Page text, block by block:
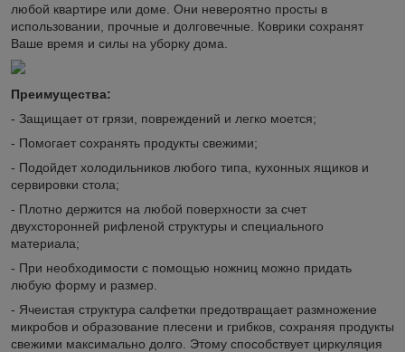
любой квартире или доме. Они невероятно просты в
использовании, прочные и долговечные. Коврики сохранят
Ваше время и силы на уборку дома.
Преимущества:
- Защищает от грязи, повреждений и легко моется;
- Помогает сохранять продукты свежими;
- Подойдет холодильников любого типа, кухонных ящиков и
сервировки стола;
- Плотно держится на любой поверхности за счет
двухсторонней рифленой структуры и специального
материала;
- При необходимости с помощью ножниц можно придать
любую форму и размер.
- Ячеистая структура салфетки предотвращает размножение
микробов и образование плесени и грибков, сохраняя продукты
свежими максимально долго. Этому способствует циркуляция